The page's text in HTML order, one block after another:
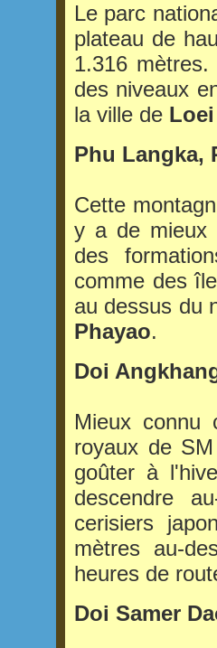
Le parc
plateau de
1.316
des niveaux
la ville de Loei
Phu Langka,
Cette
y a de mieux
des
comme des
au dessus du
Phayao.
Doi
Mieux connu
royaux de
goûter à
descendre
cerisiers
mètres au-
heures de
Doi Samer